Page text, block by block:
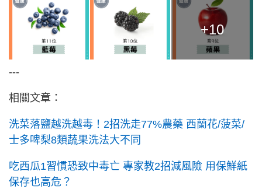
+10
---
相關文章：
洗菜落鹽越洗越毒！2招洗走77%農藥 西蘭花/菠菜/
士多啤梨8類蔬果洗法大不同
吃西瓜1習慣恐致中毒亡 專家教2招減風險 用保鮮紙
保存也高危？